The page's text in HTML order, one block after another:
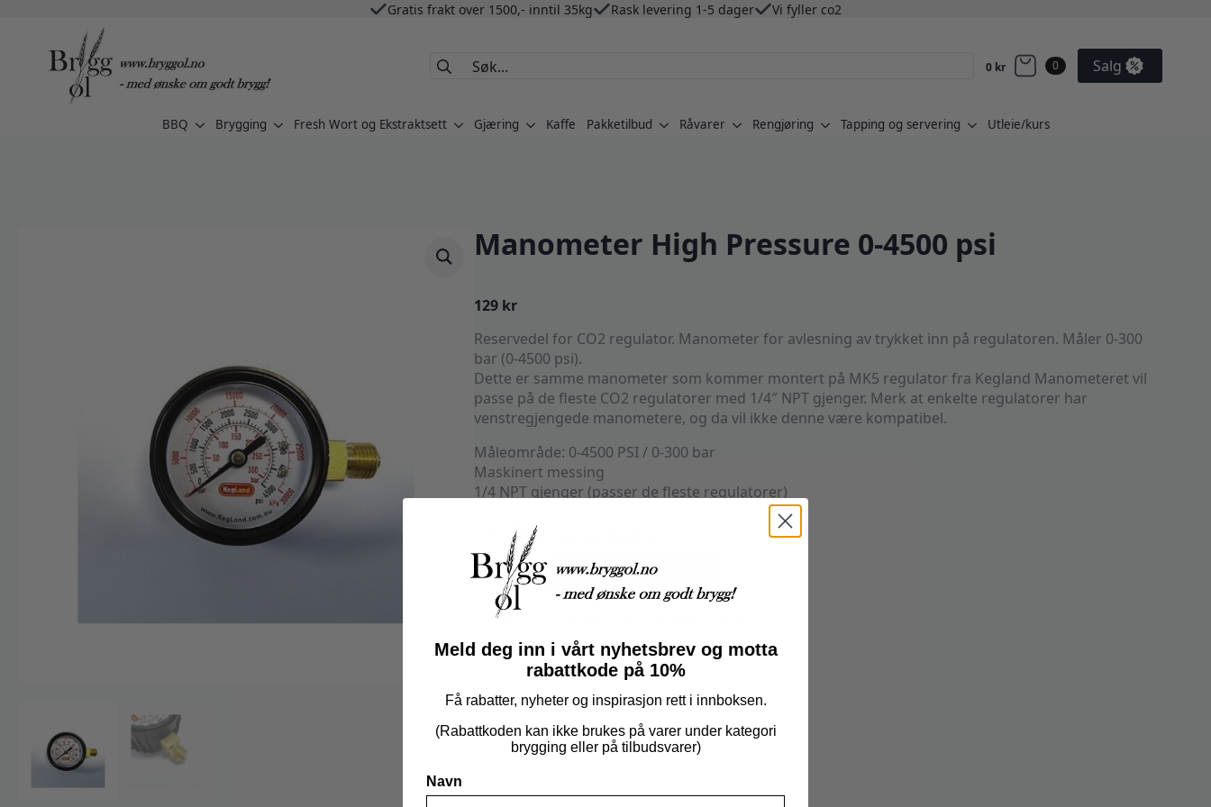
Gratis frakt over 1500,- inntil 35kg Rask levering 1-5 dager Vi fyller co2
Search
0 kr 0 Salg
BBQ Brygging Fresh Wort og Ekstraktsett Gjæring Kaffe Pakketilbud Råvarer Rengjøring Tapping og servering Utleie/kurs
Manometer High Pressure 0-4500 psi
129 kr
Reservedel for CO2 regulator. Manometer for avlesning av trykket inn på regulatoren. Måler 0-300
bar (0-4500 psi).
Dette er samme manometer som kommer montert på MK5 regulator fra Kegland Manometeret vil
passe på de fleste CO2 regulatorer med 1/4″ NPT gjenger. Merk at enkelte regulatorer har
venstregjengede manometere, og da vil ikke denne være kompatibel.
Måleområde: 0-4500 PSI / 0-300 bar
Maskinert messing
1/4 NPT gjenger (passer de fleste regulatorer)
Utsolgt, men kan bestilles
Manometer
High
Pressure
4500
Legg I Handlekurv
Produktnummer:
Meld deg inn i vårt nyhetsbrev og motta
rabattkode på 10%
Få rabatter, nyheter og inspirasjon rett i innboksen.
(Rabattkoden kan ikke brukes på varer under kategori
brygging eller på tilbudsvarer)
Navn